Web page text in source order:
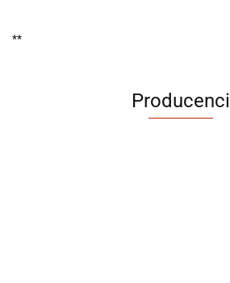
**
Producenci